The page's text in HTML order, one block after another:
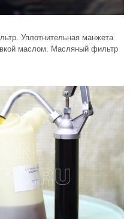
Уплотнительная манжета
маслом. Масляный фильтр